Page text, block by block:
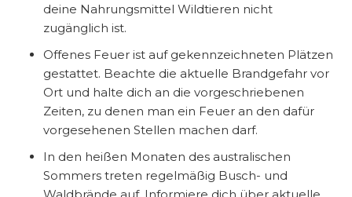
deine Nahrungsmittel Wildtieren nicht
zugänglich ist.
Offenes Feuer ist auf gekennzeichneten Plätzen
gestattet. Beachte die aktuelle Brandgefahr vor
Ort und halte dich an die vorgeschriebenen
Zeiten, zu denen man ein Feuer an den dafür
vorgesehenen Stellen machen darf.
In den heißen Monaten des australischen
Sommers treten regelmäßig Busch- und
Waldbrände auf. Informiere dich über aktuelle